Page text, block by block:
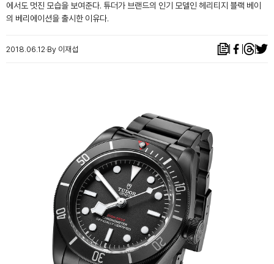
에서도 멋진 모습을 보여준다. 튜더가 브랜드의 인기 모델인 헤리티지 블랙 베이
의 베리에이션을 출시한 이유다.
2018.06.12 By 이재섭